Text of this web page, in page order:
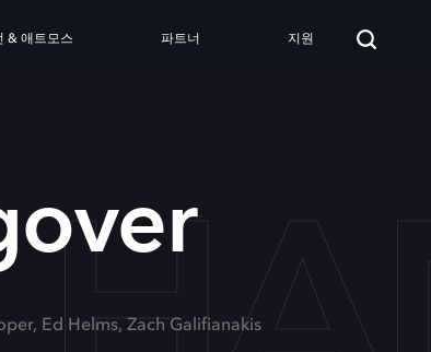
& 애트모스 파트너 지원
Ed Helms, Zach Galifianakis